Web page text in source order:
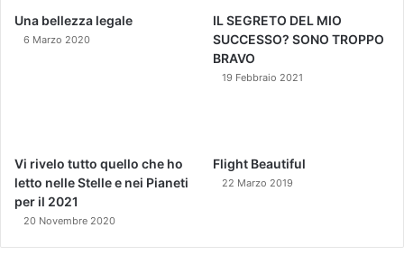
g
Una bellezza legale
6 Marzo 2020
IL SEGRETO DEL MIO
SUCCESSO? SONO TROPPO
BRAVO
19 Febbraio 2021
Vi rivelo tutto quello che ho
letto nelle Stelle e nei Pianeti
per il 2021
20 Novembre 2020
Flight Beautiful
22 Marzo 2019